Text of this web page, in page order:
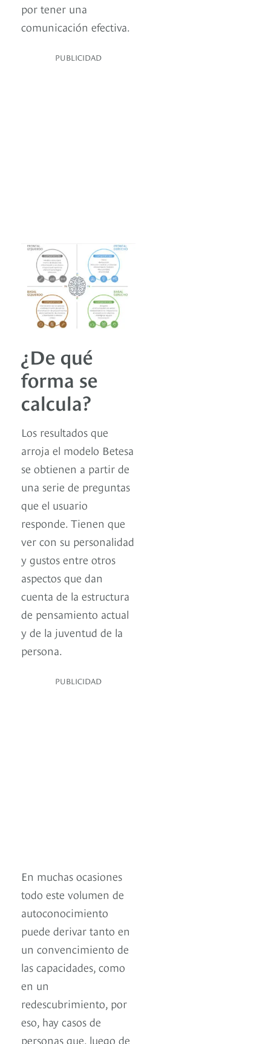
por tener una
comunicación efectiva.
PUBLICIDAD
¿De qué
forma se
calcula?
Los resultados que
arroja el modelo Betesa
se obtienen a partir de
una serie de preguntas
que el usuario
responde. Tienen que
ver con su personalidad
y gustos entre otros
aspectos que dan
cuenta de la estructura
de pensamiento actual
y de la juventud de la
persona.
PUBLICIDAD
En muchas ocasiones
todo este volumen de
autoconocimiento
puede derivar tanto en
un convencimiento de
las capacidades, como
en un
redescubrimiento, por
eso, hay casos de
personas que, luego de